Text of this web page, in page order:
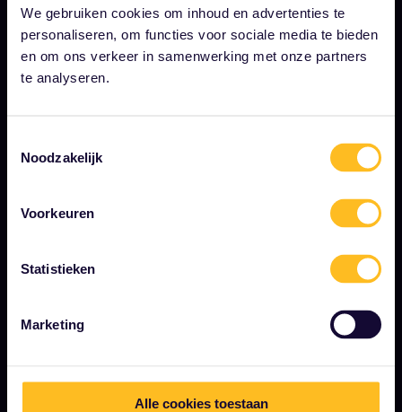
We gebruiken cookies om inhoud en advertenties te
personaliseren, om functies voor sociale media te bieden
en om ons verkeer in samenwerking met onze partners
te analyseren.
Noodzakelijk
Voorkeuren
Statistieken
Marketing
Alle cookies toestaan
Persruimte
Word onze partner
BEGIN HIER
Je pas gebruiken
Community